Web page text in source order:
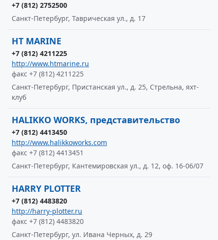
+7 (812) 2752500
Санкт-Петербург, Таврическая ул., д. 17
HT MARINE
+7 (812) 4211225
http://www.htmarine.ru
факс +7 (812) 4211225
Санкт-Петербург, Пристанская ул., д. 25, Стрельна, яхт-
клуб
HALIKKO WORKS, представительство
+7 (812) 4413450
http://www.halikkoworks.com
факс +7 (812) 4413451
Санкт-Петербург, Кантемировская ул., д. 12, оф. 16-06/07
HARRY PLOTTER
+7 (812) 4483820
http://harry-plotter.ru
факс +7 (812) 4483820
Санкт-Петербург, ул. Ивана Черных, д. 29